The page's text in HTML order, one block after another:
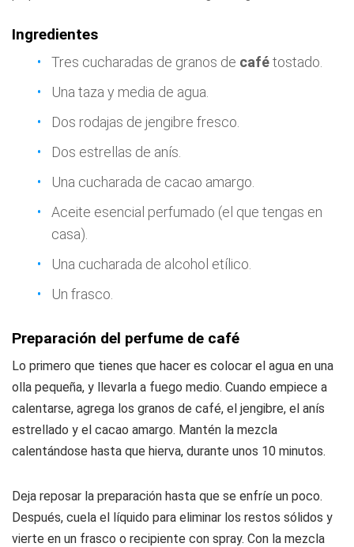
Ingredientes
Tres cucharadas de granos de cafétostado.
Una taza y media de agua.
Dos rodajas de jengibre fresco.
Dos estrellas de anís.
Una cucharada de cacao amargo.
Aceite esencial perfumado (el que tengas en
casa).
Una cucharada de alcohol etílico.
Un frasco.
Preparación del perfume de café
Lo primero que tienes que hacer es colocar el agua en una
olla pequeña, y llevarla a fuego medio. Cuando empiece a
calentarse, agrega los granos de café, el jengibre, el anís
estrellado y el cacao amargo. Mantén la mezcla
calentándose hasta que hierva, durante unos 10 minutos.
Deja reposar la preparación hasta que se enfríe un poco.
Después, cuela el líquido para eliminar los restos sólidos y
vierte en un frasco o recipiente con spray. Con la mezcla